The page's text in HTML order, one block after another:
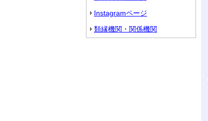
Instagramページ
類縁機関・関係機関